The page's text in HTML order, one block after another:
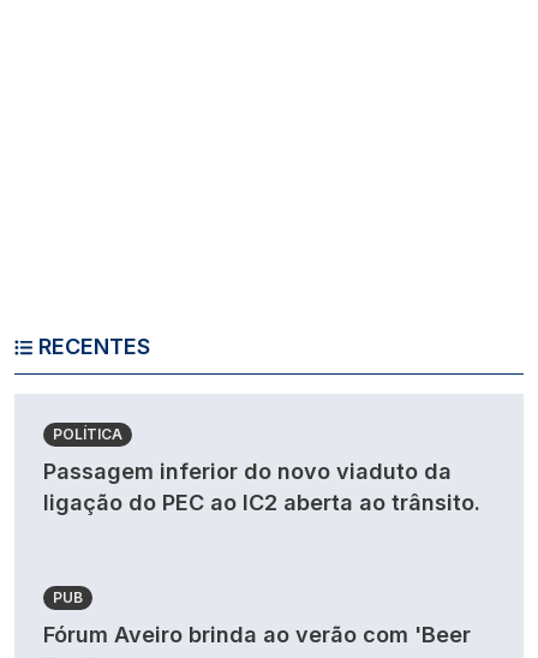
RECENTES
POLÍTICA
Passagem inferior do novo viaduto da
ligação do PEC ao IC2 aberta ao trânsito.
PUB
Fórum Aveiro brinda ao verão com 'Beer